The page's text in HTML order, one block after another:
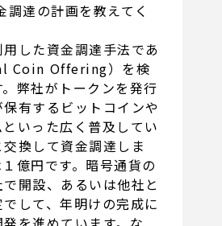
達の計画を教えてく
した資金調達手法であ
Coin Offering）を検
弊社がトークンを発行
有するビットコインや
いった広く普及してい
換して資金調達しま
億円です。暗号通貨の
開設、あるいは他社と
して、年明けの完成に